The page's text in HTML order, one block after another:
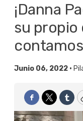
¡Danna
su propio
Junio 06, 2022 •
Facebook
Twitter